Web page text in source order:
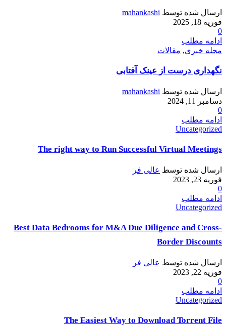
ارسال شده توسط mahankashi
فوریه 18, 2025
0
ادامه مطلب
مجله خبری, مقالات
نگهداری درست از عینک آفتابی
ارسال شده توسط mahankashi
دسامبر 11, 2024
0
ادامه مطلب
Uncategorized
The right way to Run Successful Virtual Meetings
ارسال شده توسط عالی فر
فوریه 23, 2023
0
ادامه مطلب
Uncategorized
Best Data Bedrooms for M&A Due Diligence and Cross-
Border Discounts
ارسال شده توسط عالی فر
فوریه 22, 2023
0
ادامه مطلب
Uncategorized
The Easiest Way to Download Torrent File